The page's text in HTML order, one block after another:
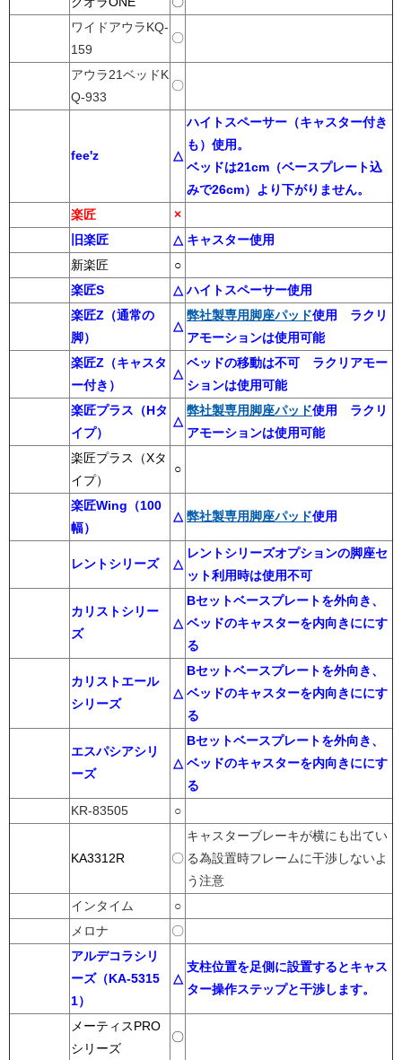
ワイドアウラKQ-
159
〇
アウラ21ベッドK
Q-933
〇
fee'z △
ハイトスペーサー（キャスター付き
も）使用。
ベッドは21cm（ベースプレート込
みで26cm）より下がりません。
楽匠
×
旧楽匠
△ キャスター使用
新楽匠
○
楽匠S
△ ハイトスペーサー使用
楽匠Z（通常の
脚）
△
弊社製専用脚座パッド使用 ラクリ
アモーションは使用可能
楽匠Z（キャスタ
ー付き）
△
ベッドの移動は不可 ラクリアモー
ションは使用可能
楽匠プラス（Hタ
イプ）
△
弊社製専用脚座パッド使用 ラクリ
アモーションは使用可能
楽匠プラス（Xタ
イプ）
○
楽匠Wing（100
幅）
△ 弊社製専用脚座パッド使用
レントシリーズ △
レントシリーズオプションの脚座セ
ット利用時は使用不可
カリストシリー
ズ
△
Bセットベースプレートを外向き、
ベッドのキャスターを内向きににす
る
カリストエール
シリーズ
△
Bセットベースプレートを外向き、
ベッドのキャスターを内向きににす
る
エスパシアシリ
ーズ
△
Bセットベースプレートを外向き、
ベッドのキャスターを内向きににす
る
KR-83505
○
KA3312R 〇
キャスターブレーキが横にも出てい
る為設置時フレームに干渉しないよ
う注意
インタイム
○
メロナ
〇
アルデコラシリ
ーズ（KA-5315
1）
△
支柱位置を足側に設置するとキャス
ター操作ステップと干渉します。
メーティスPRO
シリーズ
〇